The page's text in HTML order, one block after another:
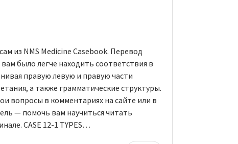
из NMS Medicine Casebook. Перевод
было легче находить соответствия в
правую левую и правую части
а также грамматические структуры.
вопросы в комментариях на сайте или в
— помочь вам научиться читать
CASE 12-1 TYPES…